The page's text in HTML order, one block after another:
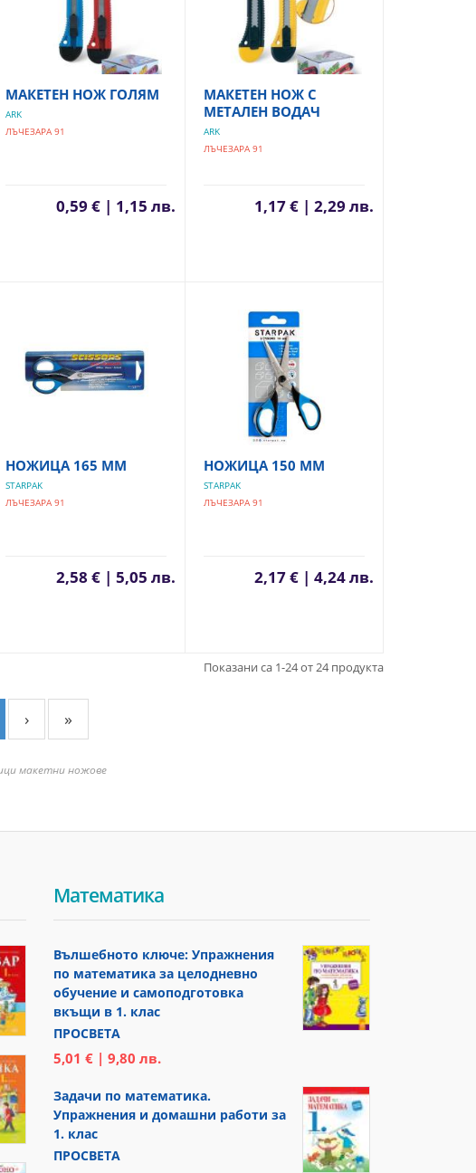
МАКЕТЕН НОЖ ГОЛЯМ
ARK
ЛЪЧЕЗАРА 91
0,59 € | 1,15 лв.
МАКЕТЕН НОЖ С
МЕТАЛЕН ВОДАЧ
ARK
ЛЪЧЕЗАРА 91
1,17 € | 2,29 лв.
НОЖИЦА 165 ММ
STARPAK
ЛЪЧЕЗАРА 91
2,58 € | 5,05 лв.
НОЖИЦА 150 ММ
STARPAK
ЛЪЧЕЗАРА 91
2,17 € | 4,24 лв.
Показани са 1-24 от 24 продукта
› »
макетни ножове
Математика
Вълшебното ключе: Упражнения
по математика за целодневно
обучение и самоподготовка
вкъщи в 1. клас
ПРОСВЕТА
5,01 € | 9,80 лв.
Задачи по математика.
Упражнения и домашни работи за
1. клас
ПРОСВЕТА